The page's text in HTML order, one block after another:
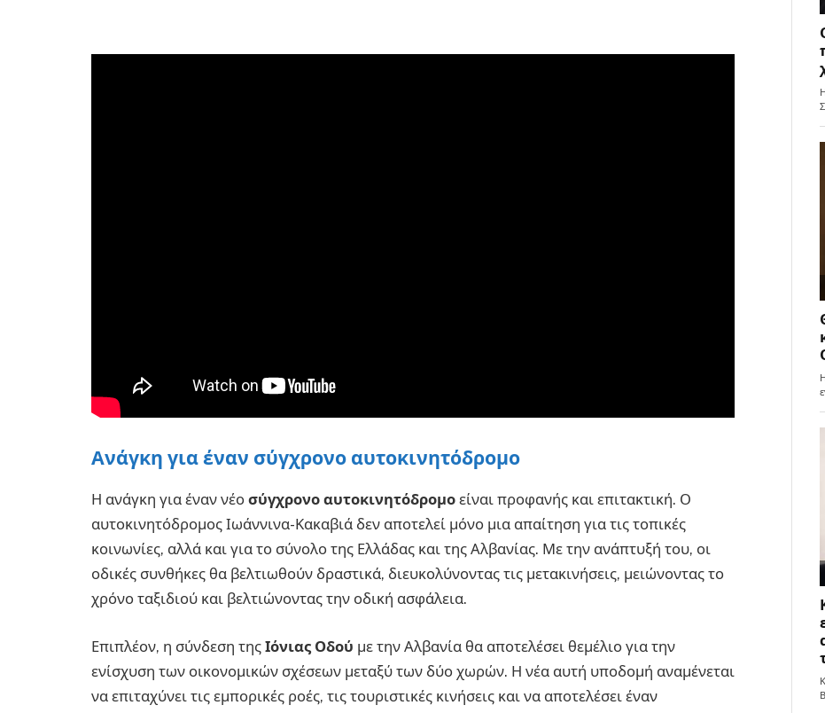
Ανάγκη για έναν σύγχρονο αυτοκινητόδρομο
Η ανάγκη για έναν νέο σύγχρονο αυτοκινητόδρομο είναι προφανής και επιτακτική. Ο
αυτοκινητόδρομος Ιωάννινα-Κακαβιά δεν αποτελεί μόνο μια απαίτηση για τις τοπικές
κοινωνίες, αλλά και για το σύνολο της Ελλάδας και της Αλβανίας. Με την ανάπτυξή του, οι
οδικές συνθήκες θα βελτιωθούν δραστικά, διευκολύνοντας τις μετακινήσεις, μειώνοντας το
χρόνο ταξιδιού και βελτιώνοντας την οδική ασφάλεια.
Επιπλέον, η σύνδεση της Ιόνιας Οδού με την Αλβανία θα αποτελέσει θεμέλιο για την
ενίσχυση των οικονομικών σχέσεων μεταξύ των δύο χωρών. Η νέα αυτή υποδομή αναμένεται
να επιταχύνει τις εμπορικές ροές, τις τουριστικές κινήσεις και να αποτελέσει έναν